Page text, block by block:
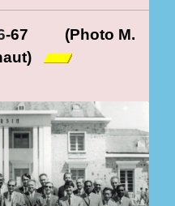
-67 (Photo M.